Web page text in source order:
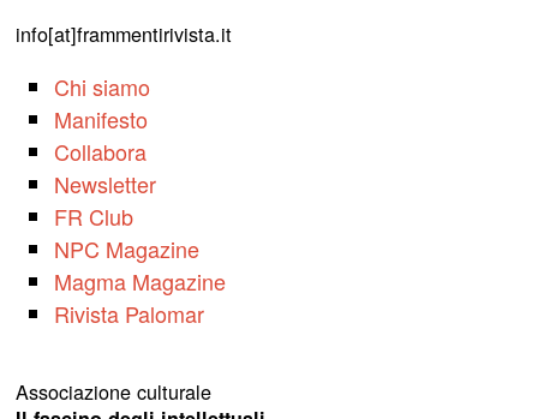
info[at]frammentirivista.it
Chi siamo
Manifesto
Collabora
Newsletter
FR Club
NPC Magazine
Magma Magazine
Rivista Palomar
Associazione culturale